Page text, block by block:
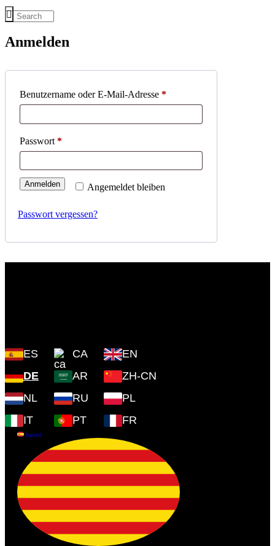
Anmelden
Benutzername oder E-Mail-Adresse *
Passwort *
Angemeldet bleiben
Anmelden
Passwort vergessen?
ES CA
EN
DE
AR
ZH-CN
NL
RU
PL
IT
PT FR